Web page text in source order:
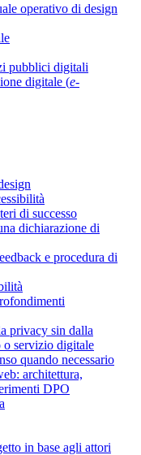
operativo di design
pubblici digitali
digitale (e-
di successo
dichiarazione di
e procedura di
privacy sin dalla
o servizio digitale
quando necessario
architettura,
DPO
in base agli attori